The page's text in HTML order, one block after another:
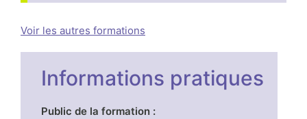
Voir les autres formations
Informations pratiques
Public de la formation :